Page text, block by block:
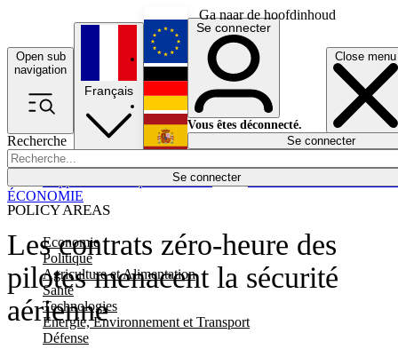
Ga naar de hoofdinhoud
Open sub
navigation
Close menu
Recherche
Se connecter
POLICY AREAS
Economie
Politique
Agriculture et Alimentation
Santé
Technologies
Energie, Environnement et Transport
Défense
Économie
Français
English
Deutsch
Español
Se connecter
Vous êtes déconnecté.
Se connecter
Les contrats zéro-heure des
pilotes menacent la sécurité
aérienne
ÉCONOMIE